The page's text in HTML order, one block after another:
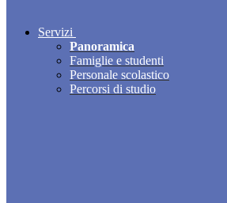
Servizi
Panoramica
Famiglie e studenti
Personale scolastico
Percorsi di studio